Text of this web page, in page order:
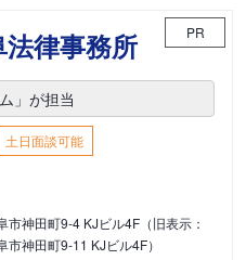
律事務所 PR
」が担当
土日面談可能
市神田町9-4 KJビル4F（旧表示：
市神田町9-11 KJビル4F）